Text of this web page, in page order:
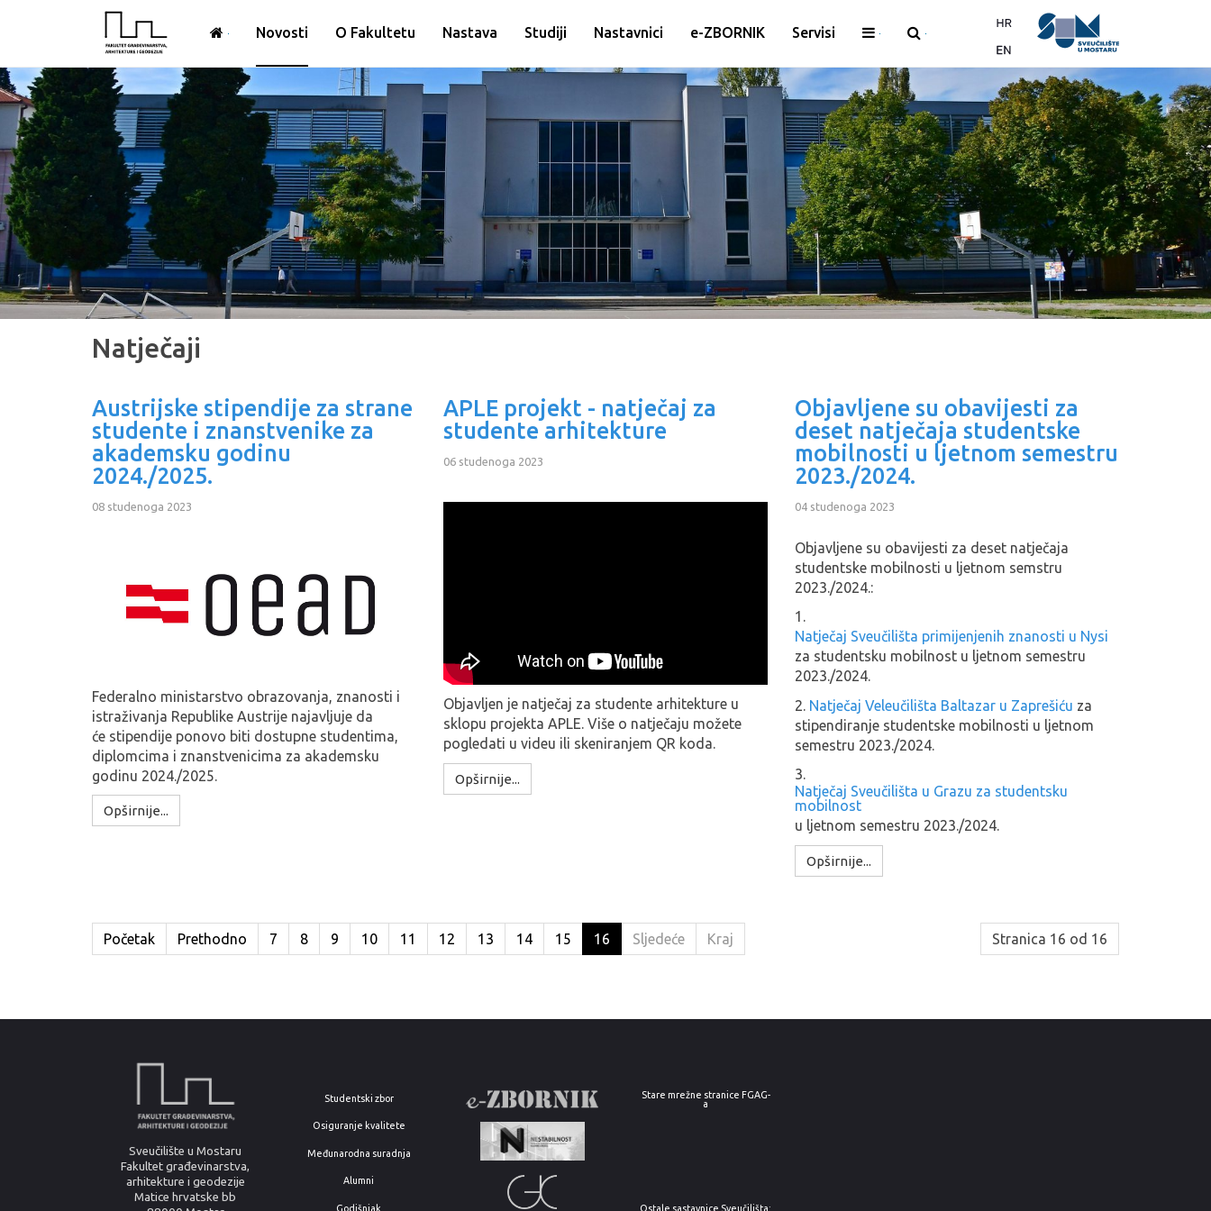
Novosti O Fakultetu Nastava Studiji Nastavnici e-ZBORNIK Servisi
Natječaji
Austrijske stipendije za strane
studente i znanstvenike za
akademsku godinu
2024./2025.
08 studenoga 2023
Federalno ministarstvo obrazovanja, znanosti i
istraživanja Republike Austrije najavljuje da
će stipendije ponovo biti dostupne studentima,
diplomcima i znanstvenicima za akademsku
godinu 2024./2025.
Opširnije...
APLE projekt - natječaj za
studente arhitekture
06 studenoga 2023
Objavljen je natječaj za studente arhitekture u
sklopu projekta APLE. Više o natječaju možete
pogledati u videu ili skeniranjem QR koda.
Opširnije...
Objavljene su obavijesti za
deset natječaja studentske
mobilnosti u ljetnom semestru
2023./2024.
04 studenoga 2023
Objavljene su obavijesti za deset natječaja
studentske mobilnosti u ljetnom semstru
2023./2024.:
1.
Natječaj Sveučilišta primijenjenih znanosti u Nysi
za studentsku mobilnost u ljetnom semestru
2023./2024.
2. Natječaj Veleučilišta Baltazar u Zaprešiću za
stipendiranje studentske mobilnosti u ljetnom
semestru 2023./2024.
3.
Natječaj Sveučilišta u Grazu za studentsku
mobilnost
u ljetnom semestru 2023./2024.
Opširnije...
Stranica 16 od 16
Početak Prethodno 7 8 9 10 11 12 13 14 15 16 Sljedeće Kraj
Sveučilište u Mostaru
Fakultet građevinarstva,
arhitekture i geodezije
Matice hrvatske bb
Studentski zbor
Osiguranje kvalitete
Međunarodna suradnja
Alumni
Godišnjak
Stare mrežne stranice FGAG-
a
Ostale sastavnice Sveučilišta: